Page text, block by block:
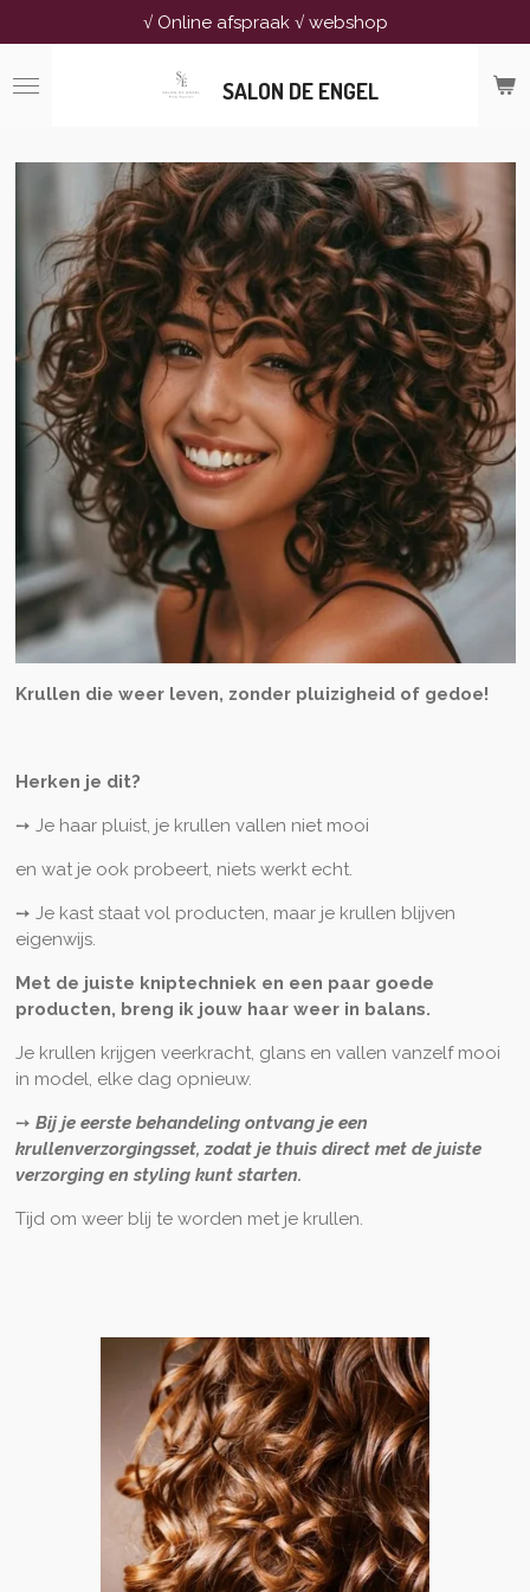
direct
naar
SALON DE ENGEL
√ Online afspraak √ webshop
Krullen die weer leven, zonder pluizigheid of gedoe!
Herken je dit?
➙ Je haar pluist, je krullen vallen niet mooi
en wat je ook probeert, niets werkt echt.
➙ Je kast staat vol producten, maar je krullen blijven
eigenwijs.
Met de juiste kniptechniek en een paar goede
producten, breng ik jouw haar weer in balans.
Je krullen krijgen veerkracht, glans en vallen vanzelf mooi
in model, elke dag opnieuw.
➙ Bij je eerste behandeling ontvang je een
krullenverzorgingsset, zodat je thuis direct met de juiste
verzorging en styling kunt starten.
Tijd om weer blij te worden met je krullen.